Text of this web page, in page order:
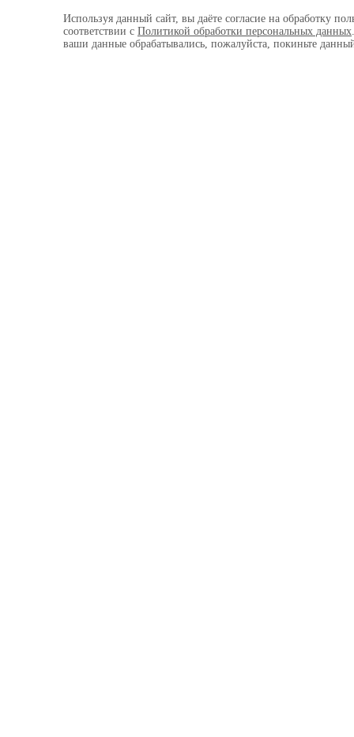
Используя данный сайт, вы даёте согласие на обработку
соответствии с Политикой обработки персональных данных
ваши данные обрабатывались, пожалуйста, покиньте